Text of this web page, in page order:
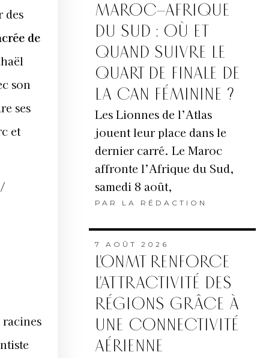
des
de
son
ses
et
MAROC–AFRIQUE
DU SUD : OÙ ET
QUAND SUIVRE LE
QUART DE FINALE DE
LA CAN FÉMININE ?
Les Lionnes de l’Atlas
jouent leur place dans le
dernier carré. Le Maroc
affronte l’Afrique du Sud,
samedi 8 août,
PAR LA RÉDACTION
7 AOÛT 2026
L’ONMT RENFORCE
L’ATTRACTIVITÉ DES
RÉGIONS GRÂCE À
UNE CONNECTIVITÉ
AÉRIENNE